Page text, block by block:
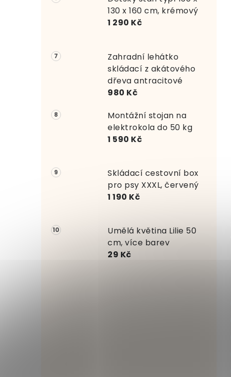
130 x 160 cm, krémový
1 290 Kč
Zahradní lehátko
skládací z akátového
dřeva antracitové
980 Kč
Montážní stojan na
elektrokola do 50 kg
1 590 Kč
Skládací cestovní box
pro psy XXXL, červený
1 190 Kč
Umělá květina Lilie 50
cm, více barev
29 Kč